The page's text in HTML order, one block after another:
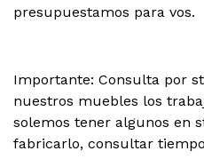
presupuestamos para vos.
Importante: Consulta por
nuestros muebles los
solemos tener algunos en
fabricarlo, consultar